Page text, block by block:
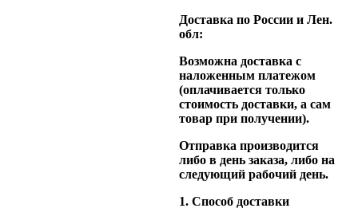
Доставка по России и Лен.
обл:
Возможна доставка с
наложенным платежом
(оплачивается только
стоимость доставки, а сам
товар при получении).
Отправка производится
либо в день заказа, либо на
следующий рабочий день.
1. Способ доставки